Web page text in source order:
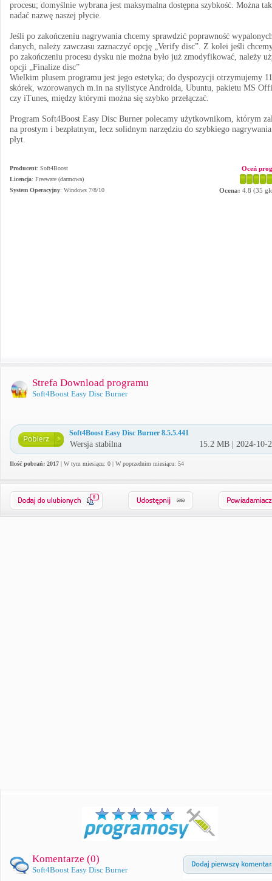
procesu; domyślnie wybrana jest maksymalna dostępna szybkość. Można
nadać nazwę naszej płycie.
Jeśli po zakończeniu nagrywania chcemy sprawdzić poprawność
danych, należy zawczasu zaznaczyć opcję „Verify disc”. Z kolei jeśli
po zakończeniu procesu dysku nie można było już zmodyfikować, należy
opcji „Finalize disc”
Wielkim plusem programu jest jego estetyka; do dyspozycji otrzymujemy 11
skórek, wzorowanych m.in na stylistyce Androida, Ubuntu, pakietu MS
czy iTunes, między którymi można się szybko przełączać.
Program Soft4Boost Easy Disc Burner polecamy użytkownikom, którym
na prostym i bezpłatnym, lecz solidnym narzędziu do szybkiego nagrywania
płyt.
Producent: Soft4Boost
Licencja: Freeware (darmowa)
System Operacyjny: Windows 7/8/10
Oceń
Ocena: 4.8 (35
Strefa Download programu
Soft4Boost Easy Disc Burner
Soft4Boost Easy Disc Burner 8.5.5.441
Wersja stabilna 15.2 MB | 2024-10-
Ilość pobrań: 2017 | W tym miesiącu: 0 | W poprzednim miesiącu: 54
0
Komentarze (0)
Soft4Boost Easy Disc Burner